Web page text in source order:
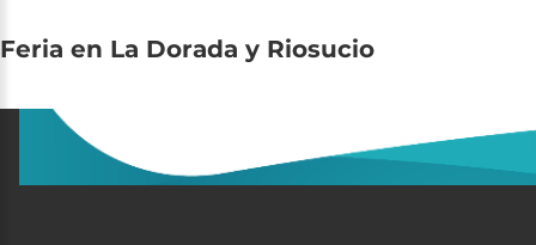
Feria en La Dorada y Riosucio